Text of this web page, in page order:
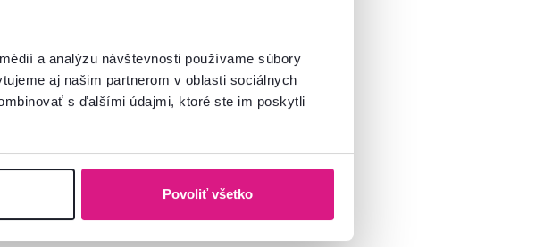
a analýzu návštevnosti používame súbory
aj našim partnerom v oblasti sociálnych
s ďalšími údajmi, ktoré ste im poskytli
Povoliť všetko